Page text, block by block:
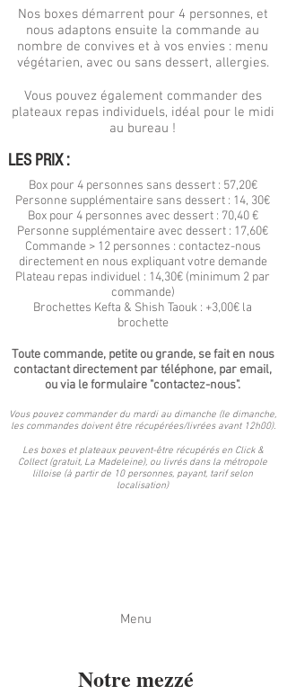
Nos boxes démarrent pour 4 personnes, et
nous adaptons ensuite la commande au
nombre de convives et à vos envies : menu
végétarien, avec ou sans dessert, allergies.
Vous pouvez également commander des
plateaux repas individuels, idéal pour le midi
au bureau !
LES PRIX :
Box pour 4 personnes sans dessert : 57,20€
Personne supplémentaire sans dessert : 14, 30€
Box pour 4 personnes avec dessert : 70,40 €
Personne supplémentaire avec dessert : 17,60€
Commande > 12 personnes : contactez-nous
directement en nous expliquant votre demande
Plateau repas individuel : 14,30€ (minimum 2 par
commande)
Brochettes Kefta & Shish Taouk : +3,00€ la
brochette
Toute commande, petite ou grande, se fait en nous
contactant directement par téléphone, par email,
ou via le formulaire "contactez-nous".
Vous pouvez commander du mardi au dimanche (le dimanche,
les commandes doivent être récupérées/livrées avant 12h00).
Les boxes et plateaux peuvent-être récupérés en Click &
Collect (gratuit, La Madeleine), ou livrés dans la métropole
lilloise (à partir de 10 personnes, payant, tarif selon
localisation)
Menu
Notre mezzé